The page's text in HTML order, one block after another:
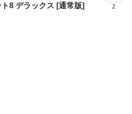
8 デラックス [通常版] 2